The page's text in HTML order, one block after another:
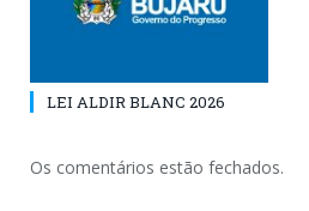
LEI ALDIR BLANC 2026
Os comentários estão fechados.